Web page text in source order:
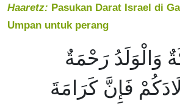
Haaretz: Pasukan Darat Israel di
Umpan untuk perang
وَالْوَلَدُ رَحْمَةٌ
فَإِنَّ كَرَامَةَ